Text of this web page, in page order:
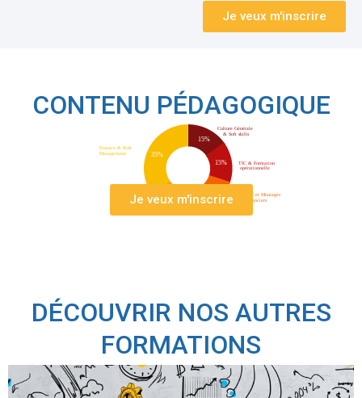
Je veux m'inscrire
CONTENU PÉDAGOGIQUE
Je veux m'inscrire
DÉCOUVRIR NOS AUTRES
FORMATIONS